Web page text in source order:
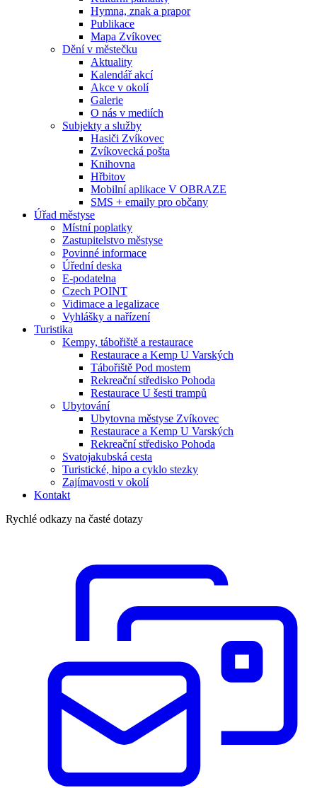
Hymna, znak a prapor
Publikace
Mapa Zvíkovec
Dění v městečku
Aktuality
Kalendář akcí
Akce v okolí
Galerie
O nás v mediích
Subjekty a služby
Hasiči Zvíkovec
Zvíkovecká pošta
Knihovna
Hřbitov
Mobilní aplikace V OBRAZE
SMS + emaily pro občany
Úřad městyse
Místní poplatky
Zastupitelstvo městyse
Povinné informace
Úřední deska
E-podatelna
Czech POINT
Vidimace a legalizace
Vyhlášky a nařízení
Turistika
Kempy, tábořiště a restaurace
Restaurace a Kemp U Varských
Tábořiště Pod mostem
Rekreační středisko Pohoda
Restaurace U šesti trampů
Ubytování
Ubytovna městyse Zvíkovec
Restaurace a Kemp U Varských
Rekreační středisko Pohoda
Svatojakubská cesta
Turistické, hipo a cyklo stezky
Zajímavosti v okolí
Kontakt
Rychlé odkazy na časté dotazy